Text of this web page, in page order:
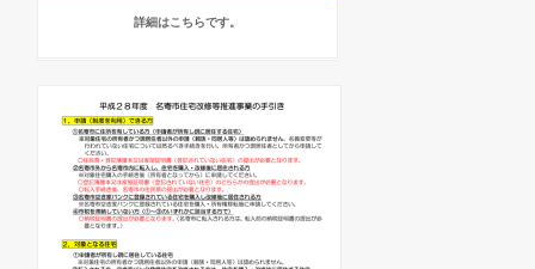
詳細はこちらです。